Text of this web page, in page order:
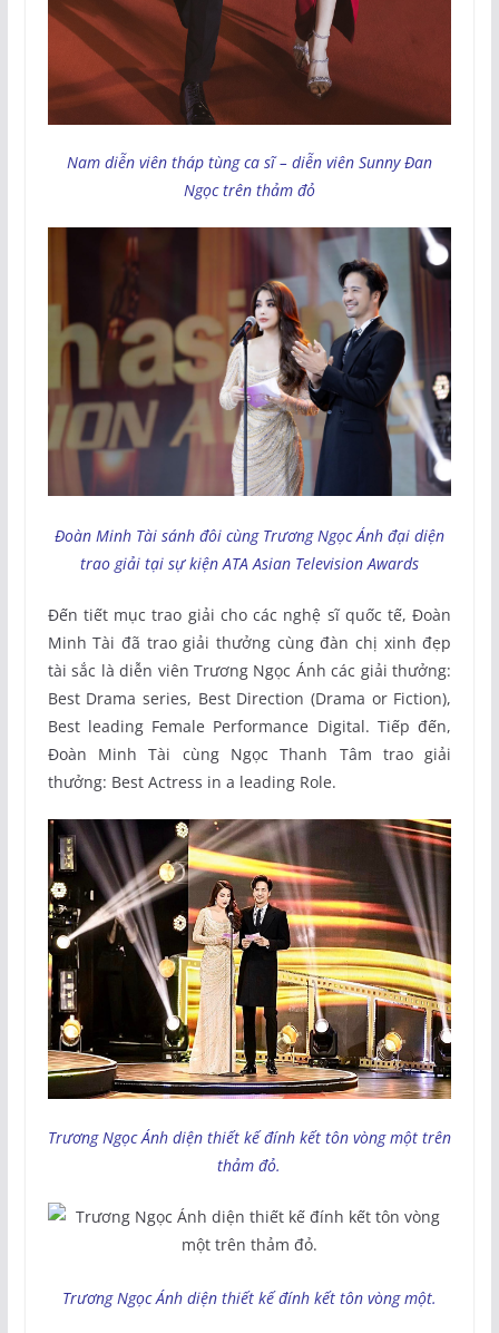
Nam diễn viên tháp tùng ca sĩ – diễn viên Sunny Đan
Ngọc trên thảm đỏ
Đoàn Minh Tài sánh đôi cùng Trương Ngọc Ánh đại diện
trao giải tại sự kiện ATA Asian Television Awards
Đến tiết mục trao giải cho các nghệ sĩ quốc tế, Đoàn
Minh Tài đã trao giải thưởng cùng đàn chị xinh đẹp
tài sắc là diễn viên Trương Ngọc Ánh các giải thưởng:
Best Drama series, Best Direction (Drama or Fiction),
Best leading Female Performance Digital. Tiếp đến,
Đoàn Minh Tài cùng Ngọc Thanh Tâm trao giải
thưởng: Best Actress in a leading Role.
Trương Ngọc Ánh diện thiết kế đính kết tôn vòng một trên
thảm đỏ.
Trương Ngọc Ánh diện thiết kế đính kết tôn vòng một.